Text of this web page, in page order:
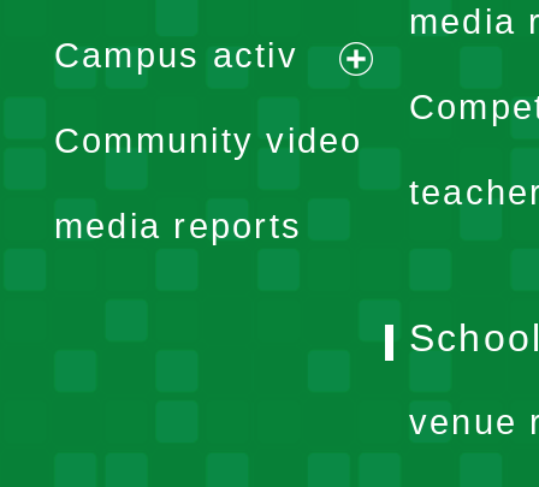
media
expand
menu
Campus activ
expand
Community video
media reports
venue